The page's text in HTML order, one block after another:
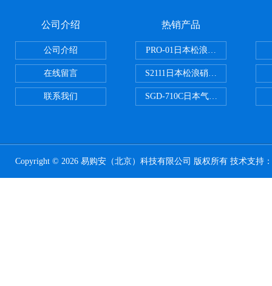
公司介绍
公司介绍
在线留言
联系我们
热销产品
PRO-01日本松浪硝子玻璃制品载
S2111日本松浪硝子载玻片
SGD-710C日本气体分割器
Copyright © 2026 易购安（北京）科技有限公司 版权所有 技术支持：